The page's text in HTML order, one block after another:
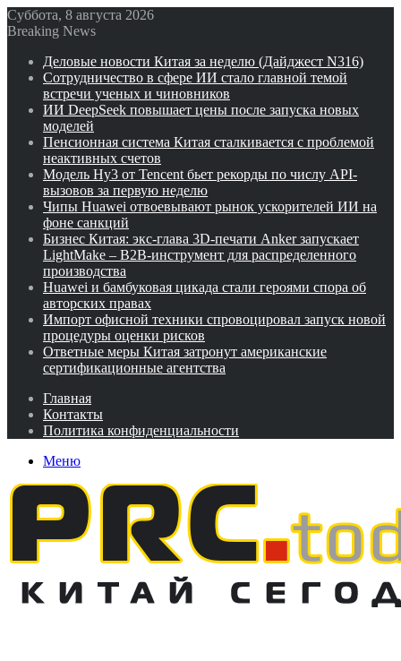
Суббота, 8 августа 2026
Breaking News
Деловые новости Китая за неделю (Дайджест N316)
Сотрудничество в сфере ИИ стало главной темой
встречи ученых и чиновников
ИИ DeepSeek повышает цены после запуска новых
моделей
Пенсионная система Китая сталкивается с проблемой
неактивных счетов
Модель Hy3 от Tencent бьет рекорды по числу API-
вызовов за первую неделю
Чипы Huawei отвоевывают рынок ускорителей ИИ на
фоне санкций
Бизнес Китая: экс-глава 3D-печати Anker запускает
LightMake – B2B-инструмент для распределенного
производства
Huawei и бамбуковая цикада стали героями спора об
авторских правах
Импорт офисной техники спровоцировал запуск новой
процедуры оценки рисков
Ответные меры Китая затронут американские
сертификационные агентства
Главная
Контакты
Политика конфиденциальности
Меню